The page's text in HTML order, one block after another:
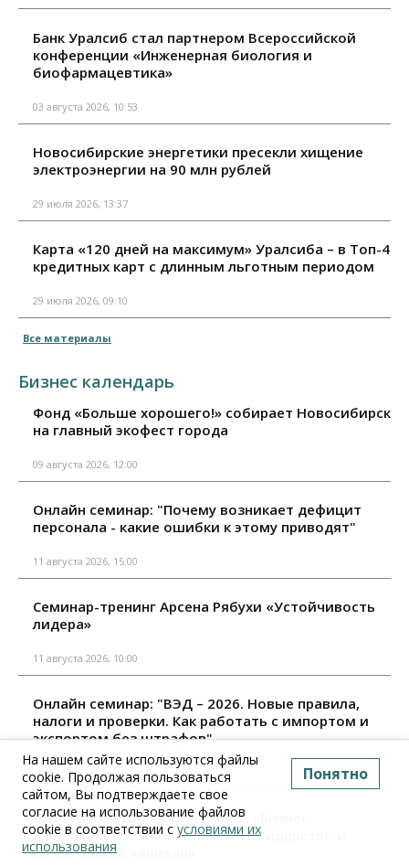
Банк Уралсиб стал партнером Всероссийской
конференции «Инженерная биология и
биофармацевтика»
03 августа 2026, 10:53
Новосибирские энергетики пресекли хищение
электроэнергии на 90 млн рублей
29 июля 2026, 13:37
Карта «120 дней на максимум» Уралсиба – в Топ-4
кредитных карт с длинным льготным периодом
29 июля 2026, 09:10
Все материалы
Бизнес календарь
Фонд «Больше хорошего!» собирает Новосибирск
на главный экофест города
09 августа 2026, 12:00
Онлайн семинар: "Почему возникает дефицит
персонала - какие ошибки к этому приводят"
11 августа 2026, 15:00
Семинар-тренинг Арсена Рябухи «Устойчивость
лидера»
11 августа 2026, 10:00
Онлайн семинар: "ВЭД – 2026. Новые правила,
налоги и проверки. Как работать с импортом и
экспортом без штрафов"
18 августа 2026, 15:00
Мастер-класс Аркадия Цукера: «Бизнес-
неваляшка 2.0: непотопляемое лидерство и
когнитивный капитал»
На нашем сайте используются файлы
cookie. Продолжая пользоваться
сайтом, Вы подтверждаете свое
согласие на использование файлов
cookie в соответствии с условиями их
использования
Понятно